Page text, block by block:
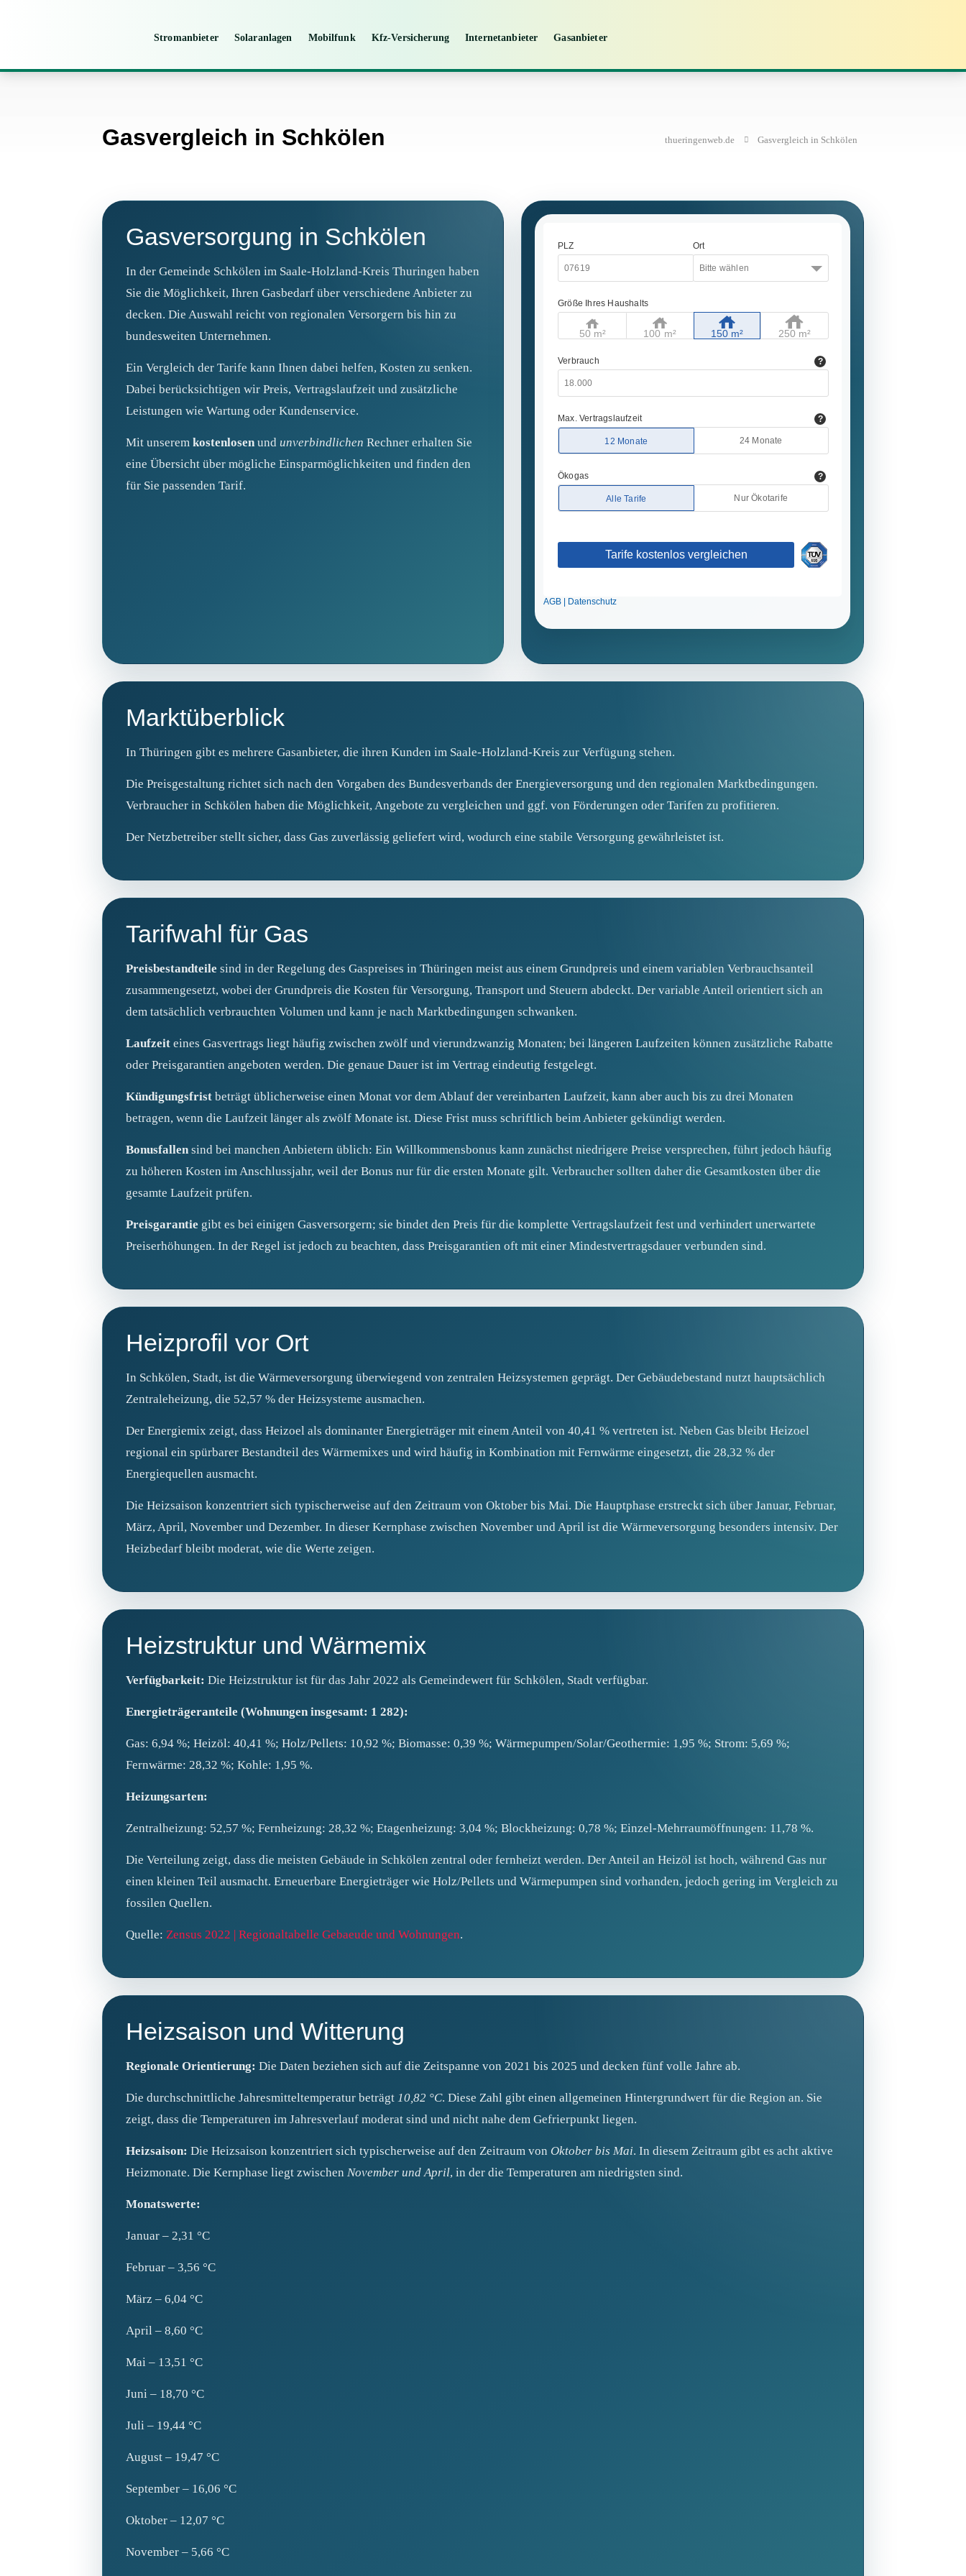
Stromanbieter Solaranlagen Mobilfunk Kfz-Versicherung Internetanbieter Gasanbieter
Gasvergleich in Schkölen thueringenweb.de Gasvergleich in Schkölen
Gasversorgung in Schkölen
In der Gemeinde Schkölen im Saale-Holzland-Kreis Thuringen haben
Sie die Möglichkeit, Ihren Gasbedarf über verschiedene Anbieter zu
decken. Die Auswahl reicht von regionalen Versorgern bis hin zu
bundesweiten Unternehmen.
Ein Vergleich der Tarife kann Ihnen dabei helfen, Kosten zu senken.
Dabei berücksichtigen wir Preis, Vertragslaufzeit und zusätzliche
Leistungen wie Wartung oder Kundenservice.
Mit unserem kostenlosenund unverbindlichen Rechner erhalten Sie
eine Übersicht über mögliche Einsparmöglichkeiten und finden den
für Sie passenden Tarif.
Marktüberblick
In Thüringen gibt es mehrere Gasanbieter, die ihren Kunden im Saale-Holzland-Kreis zur Verfügung stehen.
Die Preisgestaltung richtet sich nach den Vorgaben des Bundesverbands der Energieversorgung und den regionalen Marktbedingungen.
Verbraucher in Schkölen haben die Möglichkeit, Angebote zu vergleichen und ggf. von Förderungen oder Tarifen zu profitieren.
Der Netzbetreiber stellt sicher, dass Gas zuverlässig geliefert wird, wodurch eine stabile Versorgung gewährleistet ist.
Tarifwahl für Gas
Preisbestandteile sind in der Regelung des Gaspreises in Thüringen meist aus einem Grundpreis und einem variablen Verbrauchsanteil
zusammengesetzt, wobei der Grundpreis die Kosten für Versorgung, Transport und Steuern abdeckt. Der variable Anteil orientiert sich an
dem tatsächlich verbrauchten Volumen und kann je nach Marktbedingungen schwanken.
Laufzeit eines Gasvertrags liegt häufig zwischen zwölf und vierundzwanzig Monaten; bei längeren Laufzeiten können zusätzliche Rabatte
oder Preisgarantien angeboten werden. Die genaue Dauer ist im Vertrag eindeutig festgelegt.
Kündigungsfrist beträgt üblicherweise einen Monat vor dem Ablauf der vereinbarten Laufzeit, kann aber auch bis zu drei Monaten
betragen, wenn die Laufzeit länger als zwölf Monate ist. Diese Frist muss schriftlich beim Anbieter gekündigt werden.
Bonusfallensind bei manchen Anbietern üblich: Ein Willkommensbonus kann zunächst niedrigere Preise versprechen, führt jedoch häufig
zu höheren Kosten im Anschlussjahr, weil der Bonus nur für die ersten Monate gilt. Verbraucher sollten daher die Gesamtkosten über die
gesamte Laufzeit prüfen.
Preisgarantie gibt es bei einigen Gasversorgern; sie bindet den Preis für die komplette Vertragslaufzeit fest und verhindert unerwartete
Preiserhöhungen. In der Regel ist jedoch zu beachten, dass Preisgarantien oft mit einer Mindestvertragsdauer verbunden sind.
Heizprofil vor Ort
In Schkölen, Stadt, ist die Wärmeversorgung überwiegend von zentralen Heizsystemen geprägt. Der Gebäudebestand nutzt hauptsächlich
Zentraleheizung, die 52,57 % der Heizsysteme ausmachen.
Der Energiemix zeigt, dass Heizoel als dominanter Energieträger mit einem Anteil von 40,41 % vertreten ist. Neben Gas bleibt Heizoel
regional ein spürbarer Bestandteil des Wärmemixes und wird häufig in Kombination mit Fernwärme eingesetzt, die 28,32 % der
Energiequellen ausmacht.
Die Heizsaison konzentriert sich typischerweise auf den Zeitraum von Oktober bis Mai. Die Hauptphase erstreckt sich über Januar, Februar,
März, April, November und Dezember. In dieser Kernphase zwischen November und April ist die Wärmeversorgung besonders intensiv. Der
Heizbedarf bleibt moderat, wie die Werte zeigen.
Heizstruktur und Wärmemix
Verfügbarkeit: Die Heizstruktur ist für das Jahr 2022 als Gemeindewert für Schkölen, Stadt verfügbar.
Energieträgeranteile (Wohnungen insgesamt: 1 282):
Gas: 6,94 %; Heizöl: 40,41 %; Holz/Pellets: 10,92 %; Biomasse: 0,39 %; Wärmepumpen/Solar/Geothermie: 1,95 %; Strom: 5,69 %;
Fernwärme: 28,32 %; Kohle: 1,95 %.
Heizungsarten:
Zentralheizung: 52,57 %; Fernheizung: 28,32 %; Etagenheizung: 3,04 %; Blockheizung: 0,78 %; Einzel-Mehrraumöffnungen: 11,78 %.
Die Verteilung zeigt, dass die meisten Gebäude in Schkölen zentral oder fernheizt werden. Der Anteil an Heizöl ist hoch, während Gas nur
einen kleinen Teil ausmacht. Erneuerbare Energieträger wie Holz/Pellets und Wärmepumpen sind vorhanden, jedoch gering im Vergleich zu
fossilen Quellen.
Quelle: Zensus 2022 | Regionaltabelle Gebaeude und Wohnungen.
Heizsaison und Witterung
Regionale Orientierung: Die Daten beziehen sich auf die Zeitspanne von 2021 bis 2025 und decken fünf volle Jahre ab.
Die durchschnittliche Jahresmitteltemperatur beträgt 10,82 °C. Diese Zahl gibt einen allgemeinen Hintergrundwert für die Region an. Sie
zeigt, dass die Temperaturen im Jahresverlauf moderat sind und nicht nahe dem Gefrierpunkt liegen.
Heizsaison: Die Heizsaison konzentriert sich typischerweise auf den Zeitraum von Oktober bis Mai. In diesem Zeitraum gibt es acht aktive
Heizmonate. Die Kernphase liegt zwischen November und April, in der die Temperaturen am niedrigsten sind.
Monatswerte:
Januar – 2,31 °C
Februar – 3,56 °C
März – 6,04 °C
April – 8,60 °C
Mai – 13,51 °C
Juni – 18,70 °C
Juli – 19,44 °C
August – 19,47 °C
September – 16,06 °C
Oktober – 12,07 °C
November – 5,66 °C